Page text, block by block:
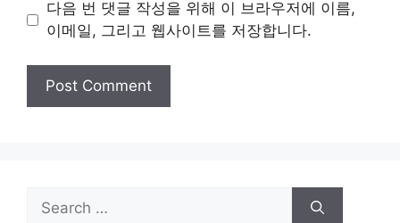
다음 번 댓글 작성을 위해 이 브라우저에 이름,
이메일, 그리고 웹사이트를 저장합니다.
for: